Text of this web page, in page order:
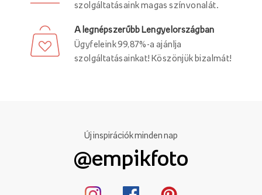
szolgáltatásaink magas színvonalát.
A legnépszerűbb Lengyelországban
Ügyfeleink 99,87%-a ajánlja
szolgáltatásainkat! Köszönjük bizalmát!
Új inspirációk minden nap
@empikfoto